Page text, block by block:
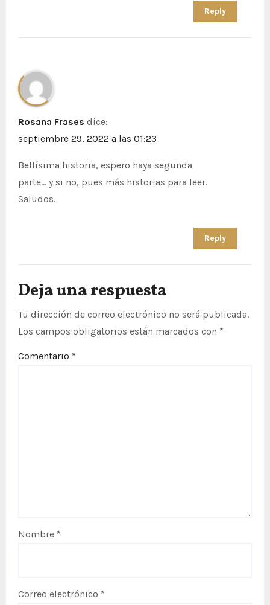
Reply
Rosana Frases dice:
septiembre 29, 2022 a las 01:23
Bellísima historia, espero haya segunda
parte… y si no, pues más historias para leer.
Saludos.
Reply
Deja una respuesta
Tu dirección de correo electrónico no será publicada.
Los campos obligatorios están marcados con *
Comentario *
Nombre *
Correo electrónico *